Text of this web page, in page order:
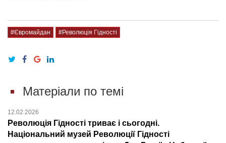
#Євромайдан #Революція Гідності
Матеріали по темі
12.02.2026
Революція Гідності триває і сьогодні.
Національний музей Революції Гідності